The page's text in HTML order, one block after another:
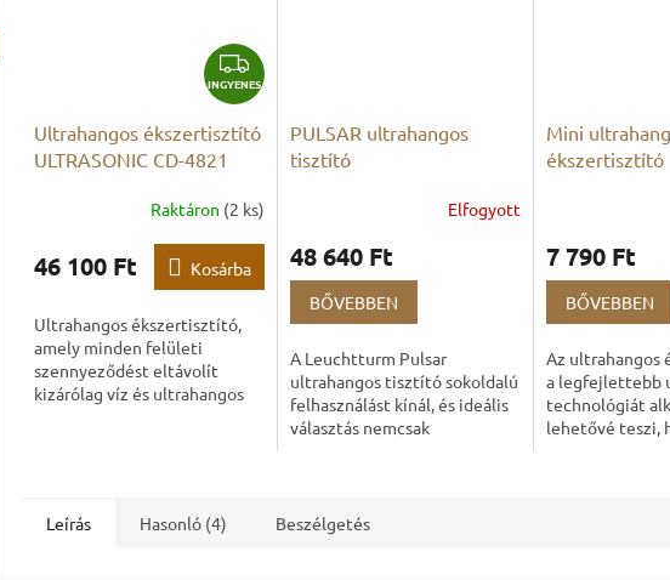
I
N
G
Y
N
E
S
INGYENES
Ultrahangos ékszertisztító
ULTRASONIC CD-4821
Raktáron (2 ks)
46 100 Ft Kosárba
Ultrahangos ékszertisztító,
amely minden felületi
szennyeződést eltávolít
kizárólag víz és ultrahangos
PULSAR ultrahangos
tisztító
Elfogyott
48 640 Ft
BŐVEBBEN
A Leuchtturm Pulsar
ultrahangos tisztító sokoldalú
felhasználást kínál, és ideális
választás nemcsak
Mini
ékszertisztító
átlagos
értékelése
ből
2,8
csillag.
7 790 Ft
BŐVEBBEN
Az ultrahangos
a legfejlettebb
technológiát
lehetővé teszi,
Leírás Hasonló (4) Beszélgetés